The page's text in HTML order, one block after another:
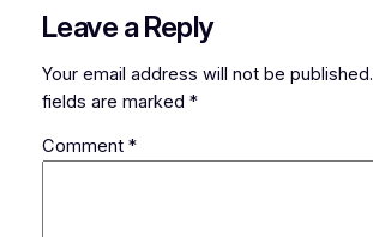
Leave a Reply
Your email address will not be published.
fields are marked *
Comment *